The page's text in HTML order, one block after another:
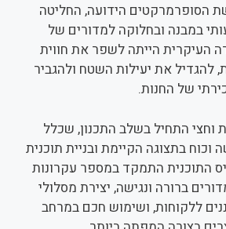
הסופרמרקטים הידועה, החליטה
במבנה ובחלוקה למדורים של
העיקרית הייתה לשפר את חווית
להגדיל את יעילות השטח ולהגביר
של החנות.
וחצי התחיל בשלב התכנון, שכלל
וכוח בתצוגה הקיימת ובניית תוכנית
התוכנית התמקד במספר עקרונות
ברורה ונגישה, יצירת מסלולי
ללקוחות, ושימוש חכם במרחב